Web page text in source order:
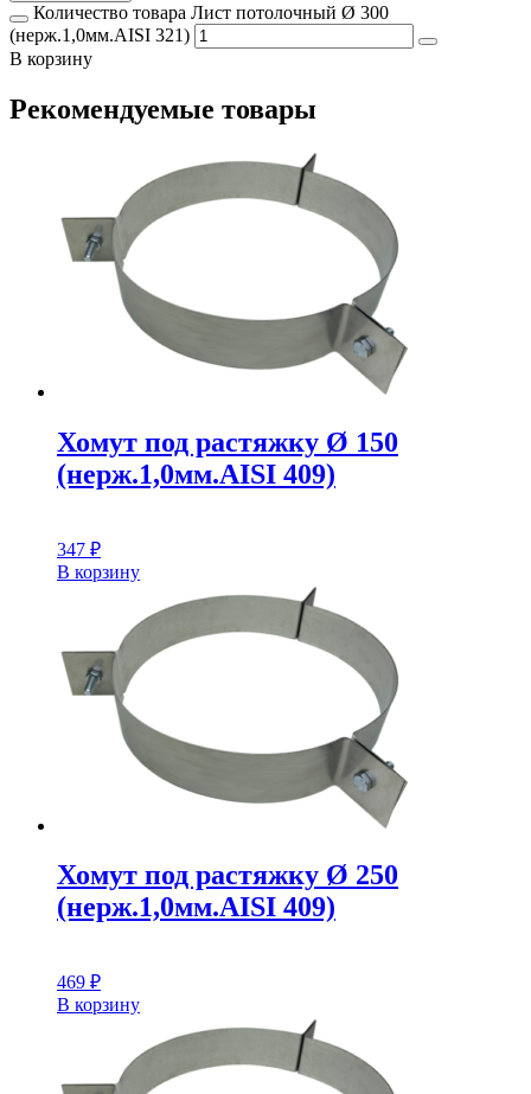
Количество товара Лист потолочный Ø 300
(нерж.1,0мм.AISI 321)
В корзину
Рекомендуемые товары
Хомут под растяжку Ø 150
(нерж.1,0мм.AISI 409)
347 ₽
В корзину
Хомут под растяжку Ø 250
(нерж.1,0мм.AISI 409)
469 ₽
В корзину